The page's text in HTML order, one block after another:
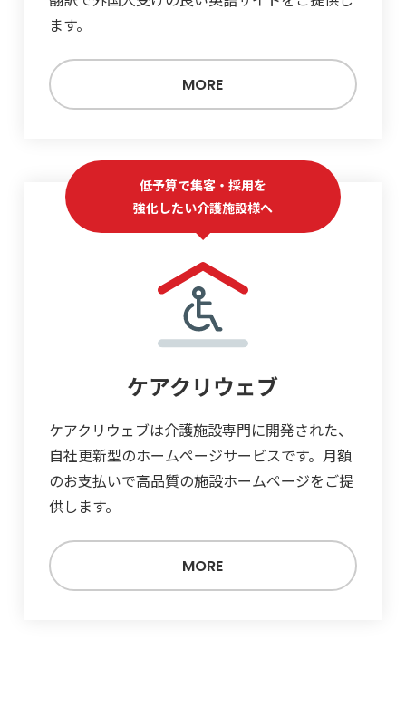
ます。
MORE
低予算で集客・採用を
強化したい介護施設様へ
ケアクリウェブ
ケアクリウェブは介護施設専門に開発された、
自社更新型のホームページサービスです。月額
のお支払いで高品質の施設ホームページをご提
供します。
MORE